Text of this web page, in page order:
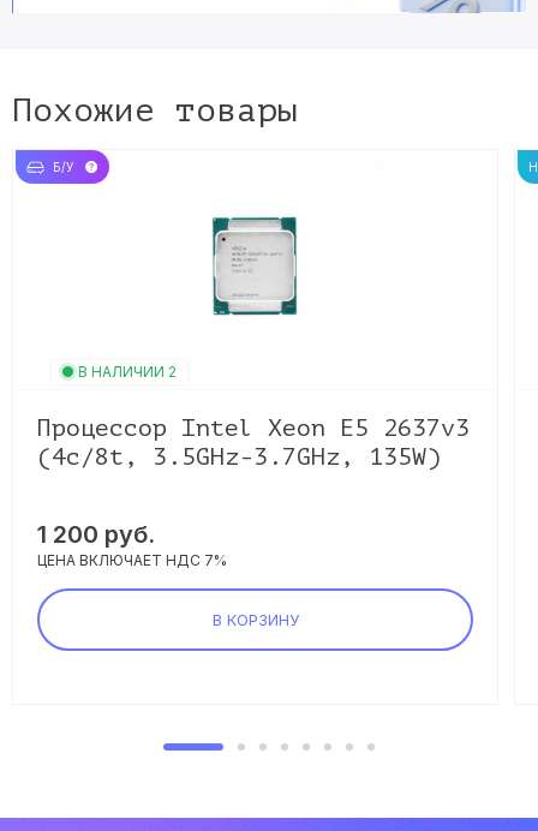
Похожие товары
Б/У
В НАЛИЧИИ 2
Процессор Intel Xeon E5 2637v3
(4c/8t, 3.5GHz-3.7GHz, 135W)
1 200 руб.
ЦЕНА ВКЛЮЧАЕТ НДС 7%
В КОРЗИНУ